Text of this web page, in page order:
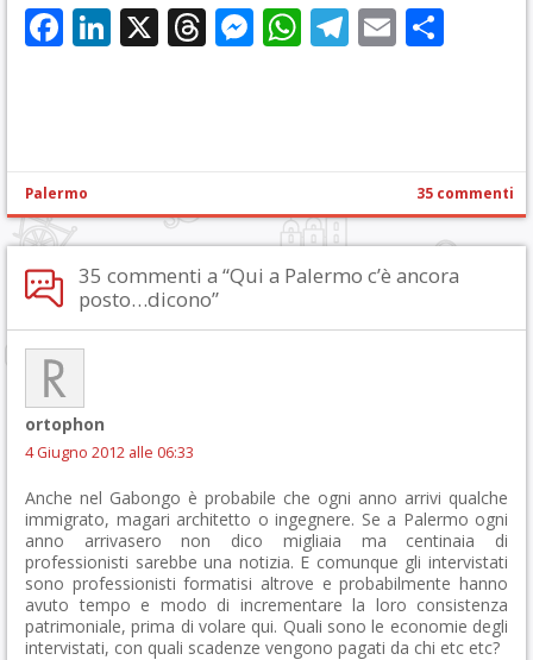
Facebook
LinkedIn
X Threads
Messenger
WhatsApp
Telegram
Email
Palermo 35 commenti
35 commenti a “Qui a Palermo c’è ancora
posto…dicono”
ortophon
4 Giugno 2012 alle 06:33
Anche nel Gabongo è probabile che ogni anno arrivi qualche
immigrato, magari architetto o ingegnere. Se a Palermo ogni
anno arrivasero non dico migliaia ma centinaia di
professionisti sarebbe una notizia. E comunque gli intervistati
sono professionisti formatisi altrove e probabilmente hanno
avuto tempo e modo di incrementare la loro consistenza
patrimoniale, prima di volare qui. Quali sono le economie degli
intervistati, con quali scadenze vengono pagati da chi etc etc?